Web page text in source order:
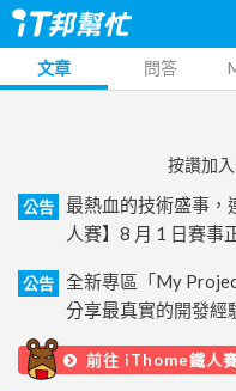
文章 問答
按讚加
公告
最熱血的技術盛事，
人賽】8 月 1 日賽事
公告
全新專區「My
分享最真實的開發經
前往 iThome鐵人